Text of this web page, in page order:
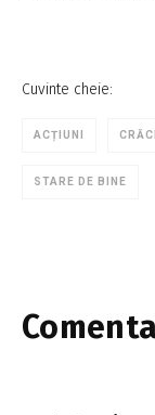
Cuvinte cheie:
ACȚIUNI
STARE DE BINE